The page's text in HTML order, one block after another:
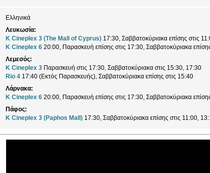
Ελληνικά
Λευκωσία:
K Cineplex 3 (The Mall of Cyprus) 17:30, Σαββατοκύριακα επίσης στις
K Cineplex 6 20:00, Παρασκευή επίσης στις 17:30, Σαββατοκύριακα
Λεμεσός:
K Cineplex 3 Παρασκευή στις 17:30, Σαββατοκύριακα στις 15:30, 17:30
Rio 4 17:40 (Εκτός Παρασκευής), Σαββατοκύριακα επίσης στις 15:40
Λάρνακα:
K Cineplex 6 20:00, Παρασκευή επίσης στις 17:30, Σαββατοκύριακα
Πάφος:
K Cineplex 3 (Paphos Mall) 17:30, Σαββατοκύριακα επίσης στις 11:00,